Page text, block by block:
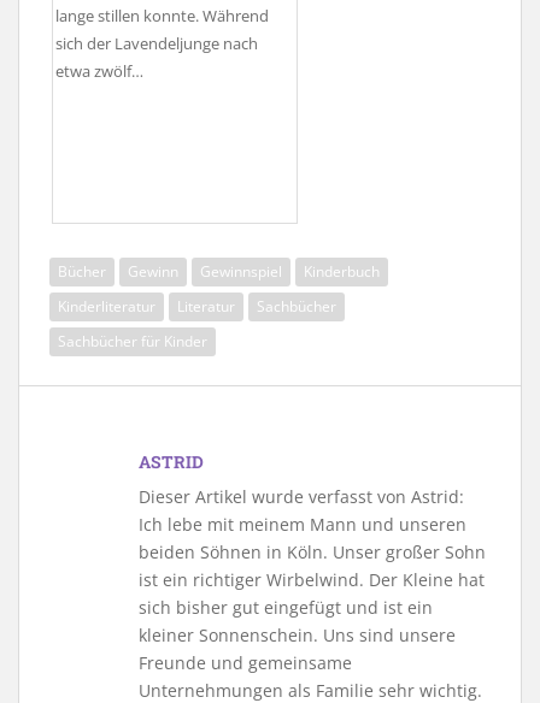
lange stillen konnte. Während
sich der Lavendeljunge nach
etwa zwölf…
Bücher Gewinn Gewinnspiel
Kinderbuch
Kinderliteratur
Literatur
Sachbücher
Sachbücher für Kinder
ASTRID
Dieser Artikel wurde verfasst von Astrid:
Ich lebe mit meinem Mann und unseren
beiden Söhnen in Köln. Unser großer Sohn
ist ein richtiger Wirbelwind. Der Kleine hat
sich bisher gut eingefügt und ist ein
kleiner Sonnenschein. Uns sind unsere
Freunde und gemeinsame
Unternehmungen als Familie sehr wichtig.